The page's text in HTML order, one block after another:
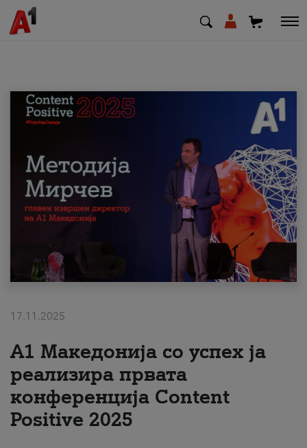
МК EN
Приватни Деловни
Поддршка
Надополни кредит
#ПодобарОнлајн
17.11.2025
А1 Македонија со успех ја
реализира првата
конференција Content
Positive 2025